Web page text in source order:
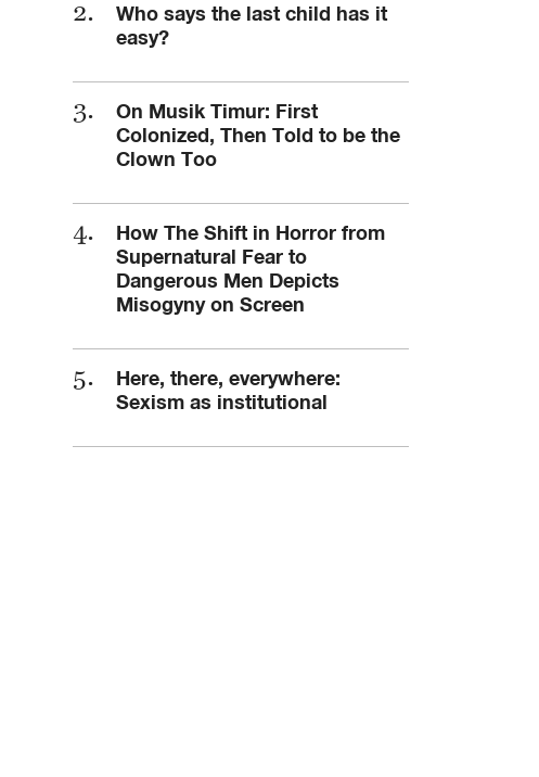
Who says the last child has it
easy?
On Musik Timur: First
Colonized, Then Told to be the
Clown Too
How The Shift in Horror from
Supernatural Fear to
Dangerous Men Depicts
Misogyny on Screen
Here, there, everywhere:
Sexism as institutional